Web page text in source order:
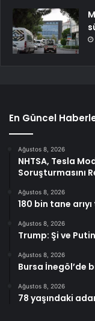
En Güncel
Ağustos 8, 2026
NHTSA, Tesla
Soruşturmasını
Ağustos 8, 2026
180 bin tane
Ağustos 8, 2026
Trump: Şi ve
Ağustos 8, 2026
Bursa İnegöl’de
Ağustos 8, 2026
78 yaşındaki